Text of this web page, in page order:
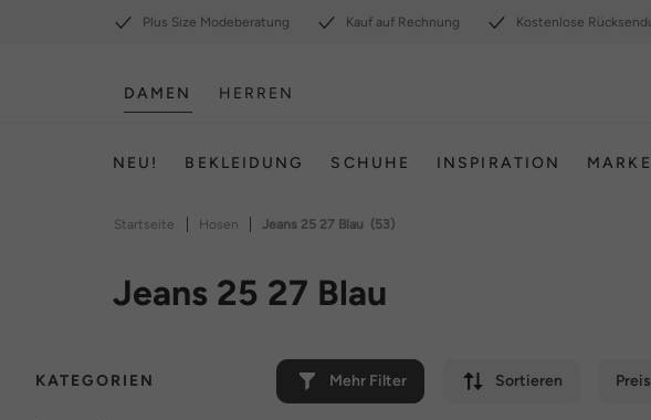
Plus Size Modeberatung Kauf auf Rechnung Kostenlose
DAMEN HERREN
NEU! BEKLEIDUNG SCHUHE INSPIRATION
Startseite | Hosen | Jeans 25 27 Blau (53)
Jeans 25 27 Blau
KATEGORIEN Mehr Filter Sortieren Preis